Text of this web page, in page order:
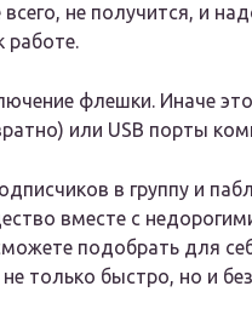
не получится, и
работе.
флешки. Иначе
или USB порты
в группу и
вместе с
подобрать для
только быстро, но и